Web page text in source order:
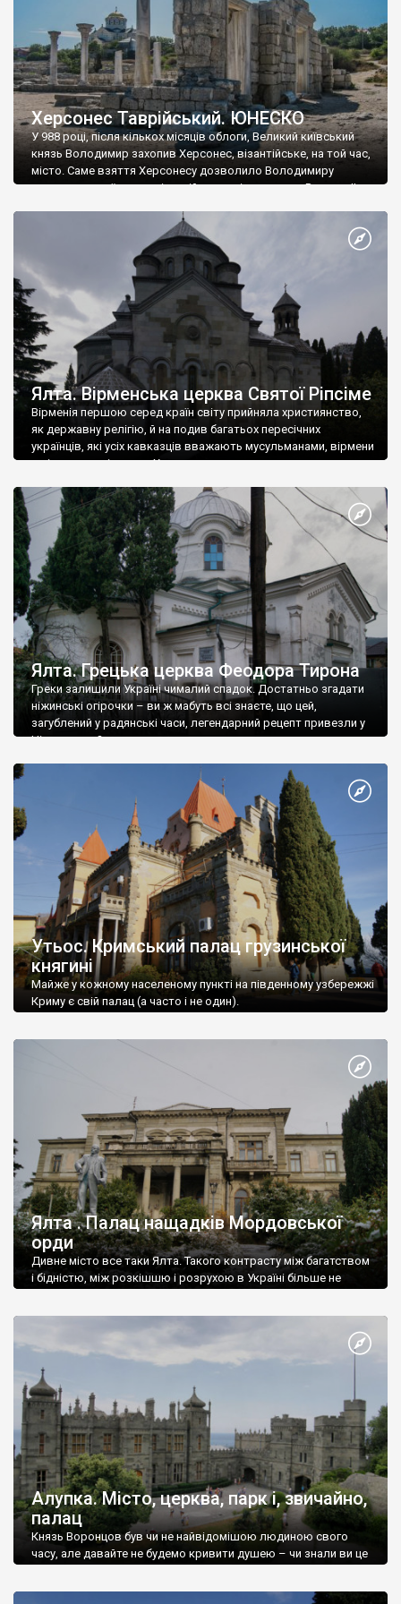
Херсонес Таврійський. ЮНЕСКО
У 988 році, після кількох місяців облоги, Великий київський
князь Володимир захопив Херсонес, візантійське, на той час,
місто. Саме взяття Херсонесу дозволило Володимиру
диктувати свої умови візантійському імператору Василю ІІ, та
Херсонесі Володимир-язичник, став Василем-християнином.
А потім було Хрещення Русі. На честь Херсонесу Таврійського
Ялта. Вірменська церква Святої Ріпсіме
Вірменія першою серед країн світу прийняла християнство,
як державну релігію, й на подив багатьох пересічних
українців, які усіх кавказців вважають мусульманами, вірмени
є відданими вірянами Христа
Ялта. Грецька церква Феодора Тирона
Греки залишили Україні чималий спадок. Достатньо згадати
ніжинські огірочки – ви ж мабуть всі знаєте, що цей,
загублений у радянські часи, легендарний рецепт привезли у
Ніжин греки?
Утьос. Кримський палац грузинської
княгині
Майже у кожному населеному пункті на південному узбережжі
Криму є свій палац (а часто і не один).
Ялта . Палац нащадків Мордовської
орди
Дивне місто все таки Ялта. Такого контрасту між багатством
і бідністю, між розкішшю і розрухою в Україні більше не
Алупка. Місто, церква, парк і, звичайно,
палац
Князь Воронцов був чи не найвідомішою людиною свого
часу, але давайте не будемо кривити душею – чи знали ви це